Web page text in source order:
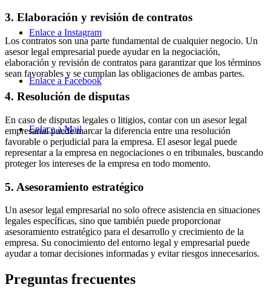
Enlace a Instagram
Enlace a Facebook
Enlace a Mail
3. Elaboración y revisión de contratos
Los contratos son una parte fundamental de cualquier negocio. Un
asesor legal empresarial puede ayudar en la negociación,
elaboración y revisión de contratos para garantizar que los términos
sean favorables y se cumplan las obligaciones de ambas partes.
4. Resolución de disputas
En caso de disputas legales o litigios, contar con un asesor legal
empresarial puede marcar la diferencia entre una resolución
favorable o perjudicial para la empresa. El asesor legal puede
representar a la empresa en negociaciones o en tribunales, buscando
proteger los intereses de la empresa en todo momento.
5. Asesoramiento estratégico
Un asesor legal empresarial no solo ofrece asistencia en situaciones
legales específicas, sino que también puede proporcionar
asesoramiento estratégico para el desarrollo y crecimiento de la
empresa. Su conocimiento del entorno legal y empresarial puede
ayudar a tomar decisiones informadas y evitar riesgos innecesarios.
Preguntas frecuentes